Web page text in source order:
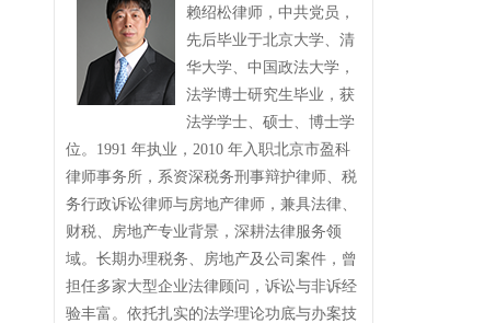
赖绍松律师，中共党员，
先后毕业于北京大学、清
华大学、中国政法大学，
法学博士研究生毕业，获
法学学士、硕士、博士学
位。1991 年执业，2010 年入职北京市盈科
律师事务所，系资深税务刑事辩护律师、税
务行政诉讼律师与房地产律师，兼具法律、
财税、房地产专业背景，深耕法律服务领
域。长期办理税务、房地产及公司案件，曾
担任多家大型企业法律顾问，诉讼与非诉经
验丰富。依托扎实的法学理论功底与办案技